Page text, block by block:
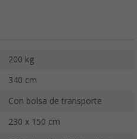
200 kg
340 cm
Con bolsa de transporte
230 x 150 cm